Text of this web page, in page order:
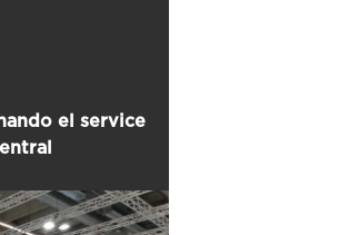
el service